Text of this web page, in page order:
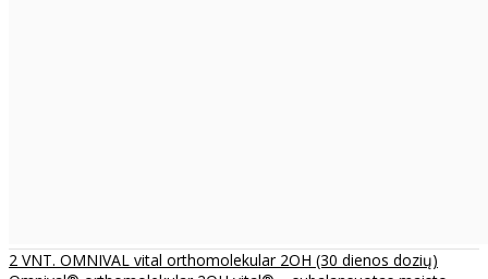
2 VNT. OMNIVAL vital orthomolekular 2OH (30 dienos dozių)